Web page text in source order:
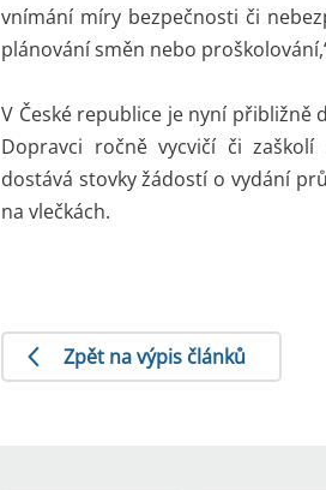
vnímání míry bezpečnosti či
plánování směn nebo
V České republice je nyní přibližně
Dopravci ročně vycvičí či
dostává stovky žádostí o vydání
na vlečkách.
Zpět na výpis článků